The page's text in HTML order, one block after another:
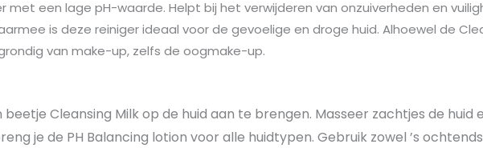
met een lage pH-waarde. Helpt bij het verwijderen van onzuiverheden en
is deze reiniger ideaal voor de gevoelige en droge huid. Alhoewel de
van make-up, zelfs de oogmake-up.
Cleansing Milk op de huid aan te brengen. Masseer zachtjes de huid
je de PH Balancing lotion voor alle huidtypen. Gebruik zowel ’s ochtends